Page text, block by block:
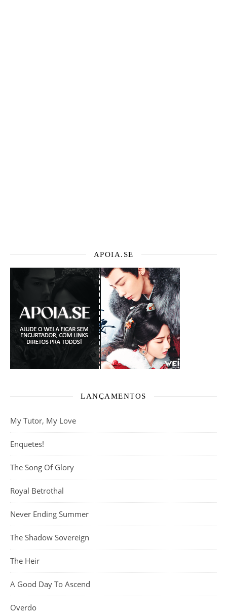
APOIA.SE
LANÇAMENTOS
My Tutor, My Love
Enquetes!
The Song Of Glory
Royal Betrothal
Never Ending Summer
The Shadow Sovereign
The Heir
A Good Day To Ascend
Overdo